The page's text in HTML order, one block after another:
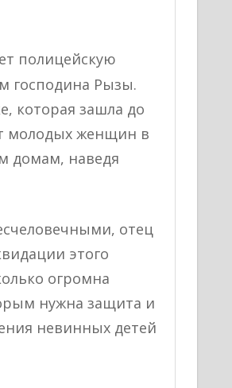
полицейскую
господина Рызы.
которая зашла до
молодых женщин в
домам, наведя
отец
этого
огромна
нужна защита и
невинных детей